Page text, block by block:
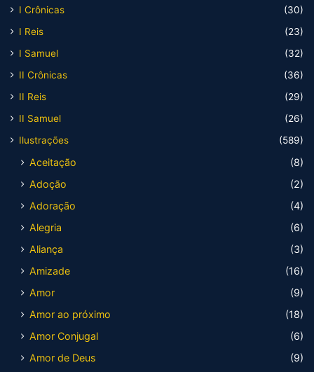
I Crônicas
(30)
I Reis
(23)
I Samuel
(32)
II Crônicas
(36)
II Reis
(29)
II Samuel
(26)
Ilustrações
(589)
Aceitação
(8)
Adoção
(2)
Adoração
(4)
Alegria
(6)
Aliança
(3)
Amizade
(16)
Amor
(9)
Amor ao próximo
(18)
Amor Conjugal
(6)
Amor de Deus
(9)